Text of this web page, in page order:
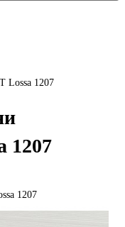
Lossa 1207
1207